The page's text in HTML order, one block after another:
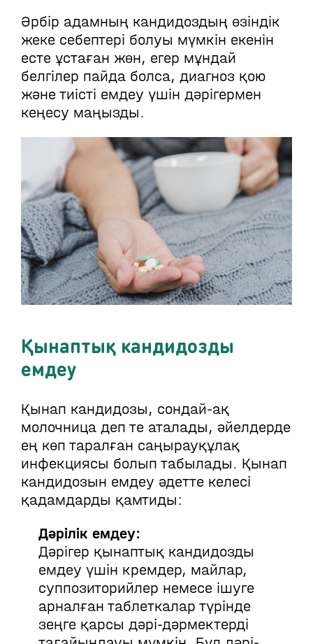
Әрбір адамның кандидоздың өзіндік
жеке себептері болуы мүмкін екенін
есте ұстаған жөн, егер мұндай
белгілер пайда болса, диагноз қою
және тиісті емдеу үшін дәрігермен
кеңесу маңызды.
Қынаптық кандидозды
емдеу
Қынап кандидозы, сондай-ақ
молочница деп те аталады, әйелдерде
ең көп таралған саңырауқұлақ
инфекциясы болып табылады. Қынап
кандидозын емдеу әдетте келесі
қадамдарды қамтиды:
Дәрілік емдеу:
Дәрігер қынаптық кандидозды
емдеу үшін кремдер, майлар,
суппозиторийлер немесе ішуге
арналған таблеткалар түрінде
зеңге қарсы дәрі-дәрмектерді